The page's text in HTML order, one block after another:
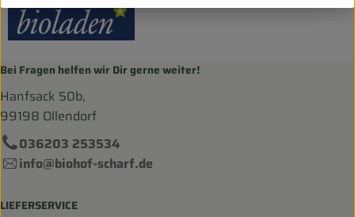
Bei Fragen helfen wir Dir gerne weiter!
Hanfsack 50b,
99198 Ollendorf
036203 253534
info@biohof-scharf.de
LIEFERSERVICE